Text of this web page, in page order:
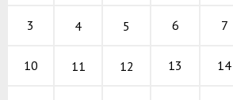
3 4 5 6 7
10 11 12 13 14